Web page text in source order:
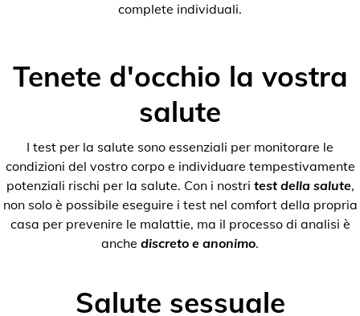
complete individuali.
Tenete d'occhio la vostra
salute
I test per la salute sono essenziali per monitorare le
condizioni del vostro corpo e individuare tempestivamente
potenziali rischi per la salute. Con i nostri test della salute,
non solo è possibile eseguire i test nel comfort della propria
casa per prevenire le malattie, ma il processo di analisi è
anche discreto e anonimo.
Salute sessuale